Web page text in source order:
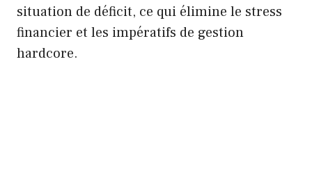
situation de déficit, ce qui élimine le stress
financier et les impératifs de gestion
hardcore.